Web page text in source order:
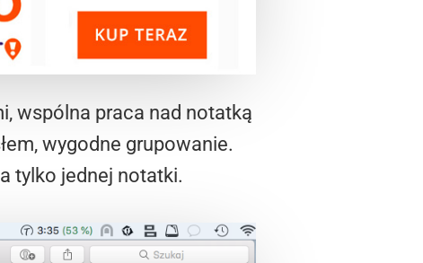
wspólna praca nad notatką
wygodne grupowanie.
tylko jednej notatki.